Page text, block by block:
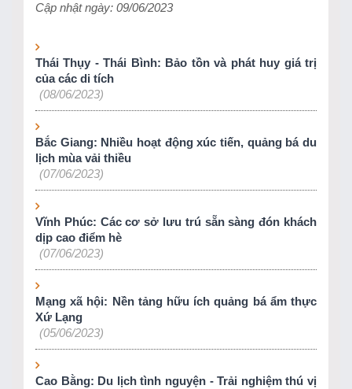
Cập nhật ngày: 09/06/2023
Thái Thụy - Thái Bình: Bảo tồn và phát huy giá trị
của các di tích
(08/06/2023)
Bắc Giang: Nhiều hoạt động xúc tiến, quảng bá du
lịch mùa vải thiều
(07/06/2023)
Vĩnh Phúc: Các cơ sở lưu trú sẵn sàng đón khách
dịp cao điểm hè
(07/06/2023)
Mạng xã hội: Nền tảng hữu ích quảng bá ẩm thực
Xứ Lạng
(05/06/2023)
Cao Bằng: Du lịch tình nguyện - Trải nghiệm thú vị